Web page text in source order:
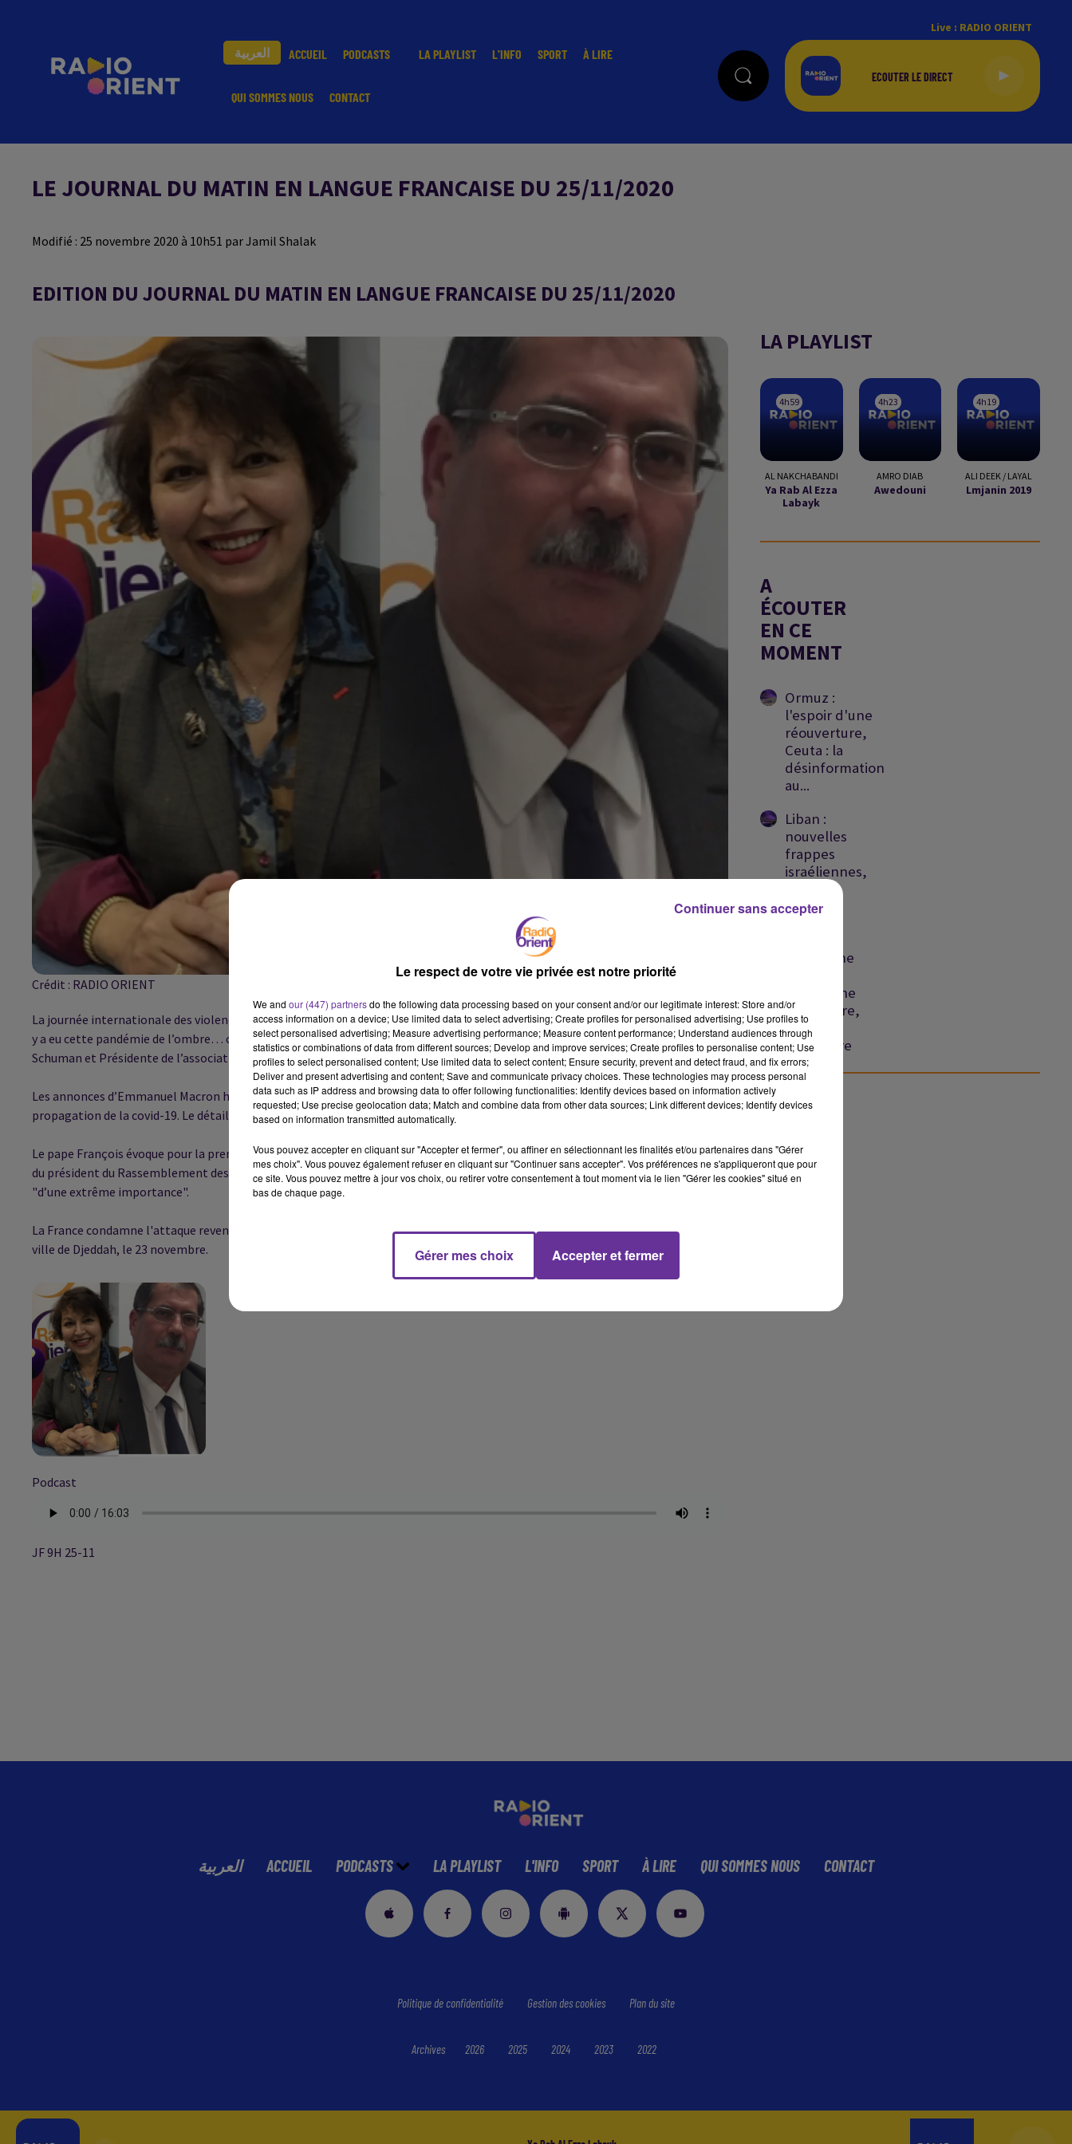
العربية ACCUEIL PODCASTS LA PLAYLIST L'INFO SPORT À LIRE
QUI SOMMES NOUS CONTACT
Live : RADIO ORIENT
LE JOURNAL DU MATIN EN LANGUE FRANCAISE DU 25/11/2020
Modifié : 25 novembre 2020 à 10h51 par Jamil Shalak
EDITION DU JOURNAL DU MATIN EN LANGUE FRANCAISE DU 25/11/2020
Crédit : RADIO ORIENT
La journée internationale des violences faites aux femmes ce jeudi 25 novembre. Pour Fadila Mehal, « pendant le confinement, il
y a eu cette pandémie de l’ombre… c’est à dire la recrudescence de ces violences ». La vice-Présidente de l’Institut Robert
Schuman et Présidente de l’association « Pour la République » est l’une de nos invitées.
Les annonces d’Emmanuel Macron hier soir concernant l’assouplissement des restrictions sanitaires pour lutter contre la
propagation de la covid-19. Le détail dans ce journal.
Le pape François évoque pour la première fois la persécution de la minorité musulmane des Ouïghours. Réaction dans ce journal
du président du Rassemblement des musulmans de France, Anouar Kbibech. Il reviendra sur cette "prise de position" nous dit-il
"d’une extrême importance".
La France condamne l'attaque revendiquée par les Houthis sur une installation pétrolière d'Aramco en Arabie saoudite, dans la
ville de Djeddah, le 23 novembre.
Podcast
JF 9H 25-11
LA PLAYLIST
4h59
4h59
AL NAKCHABANDI
Ya Rab Al Ezza
Labayk
4h23
4h23
AMRO DIAB
Awedouni
4h19
4h19
ALI DEEK / LAYAL
Lmjanin 2019
A
ÉCOUTER
EN CE
MOMENT
Ormuz :
l'espoir d'une
réouverture,
Ceuta : la
désinformation
au...
Liban :
nouvelles
frappes
israéliennes,
d'Ormuz
Liban : une
israélienne
meurtrière,
la crise
migratoire
se...
العربية ACCUEIL PODCASTS LA PLAYLIST L'INFO SPORT À LIRE QUI SOMMES NOUS CONTACT
Politique de confidentialité Gestion des cookies Plan du site
Archives 2026 2025 2024 2023 2022
Le respect de votre vie privée est notre priorité
We and our (447) partnersdo the following data processing based on your consent and/or our legitimate interest: Store and/or
access information on a device; Use limited data to select advertising; Create profiles for personalised advertising; Use profiles to
select personalised advertising; Measure advertising performance; Measure content performance; Understand audiences through
statistics or combinations of data from different sources; Develop and improve services; Create profiles to personalise content; Use
profiles to select personalised content; Use limited data to select content; Ensure security, prevent and detect fraud, and fix errors;
Deliver and present advertising and content; Save and communicate privacy choices. These technologies may process personal
data such as IP address and browsing data to offer following functionalities: Identify devices based on information actively
requested; Use precise geolocation data; Match and combine data from other data sources; Link different devices; Identify devices
based on information transmitted automatically.
Vous pouvez accepter en cliquant sur "Accepter et fermer", ou affiner en sélectionnant les finalités et/ou partenaires dans "Gérer
mes choix". Vous pouvez également refuser en cliquant sur "Continuer sans accepter". Vos préférences ne s'appliqueront que pour
ce site. Vous pouvez mettre à jour vos choix, ou retirer votre consentement à tout moment via le lien "Gérer les cookies" situé en
bas de chaque page.
Gérer mes choix Accepter et fermer
Continuer sans accepter